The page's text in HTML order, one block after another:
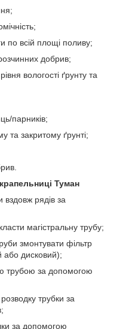
по всій площі поливу;
добрив;
вологості ґрунту та
парників;
та закритому ґрунті;
Туман
вздовж рядів за
магістральну трубу;
змонтувати фільтр
або дисковий);
трубою за допомогою
трубки за
за допомогою